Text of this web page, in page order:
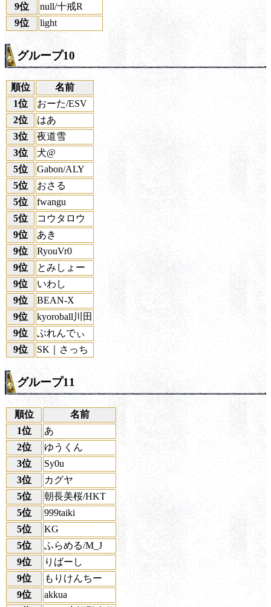
9位
null/十戒R
9位
light
グループ10
順位
名前
1位
おーた/ESV
2位
はあ
3位
夜道雪
3位
犬@
5位
Gabon/ALY
5位
おさる
5位
fwangu
5位
コウタロウ
9位
あき
9位
RyouVr0
9位
とみしょー
9位
いわし
9位
BEAN-X
9位
kyoroball川田
9位
ぶれんでぃ
9位
SK｜さっち
グループ11
順位
名前
1位
あ
2位
ゆうくん
3位
Sy0u
3位
カグヤ
5位
朝長美桜/HKT
5位
999taiki
5位
KG
5位
ふらめる/M_J
9位
りばーし
9位
もりけんちー
9位
akkua